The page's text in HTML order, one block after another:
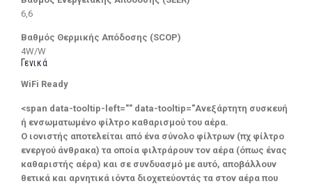
6,6
Βαθμός Θερμικής Απόδοσης (SCOP)
4W/W
Γενικά
WiFi Ready
<span data-tooltip-left="" data-tooltip="Ανεξάρτητη συσκευή
ή ενσωματωμένο φίλτρο καθαρισμού του αέρα.
Ο ιονιστής αποτελείται από ένα σύνολο φίλτρων (πχ φίλτρο
ενεργού άνθρακα) τα οποία φιλτράρουν τον αέρα (όπως ένας
καθαριστής αέρα) και σε συνδυασμό με αυτό, αποβάλλουν
θετικά και αρνητικά ιόντα διοχετεύοντάς τα στον αέρα που